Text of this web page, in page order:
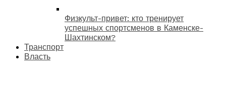
Физкульт-привет: кто тренирует
успешных спортсменов в Каменске-
Шахтинском?
Транспорт
Власть